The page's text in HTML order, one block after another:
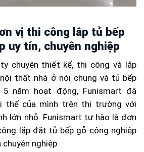
vị thi công lắp tủ bếp
uy tín, chuyên nghiệp
chuyên thiết kế, thi công và lắp
thất nhà ở nói chung và tủ bếp
năm hoạt động, Funismart đã
thế của mình trên thị trường với
lớn nhỏ. Funismart tự hào là đơn
lắp đặt tủ bếp gỗ công nghiệp
nghiệp.